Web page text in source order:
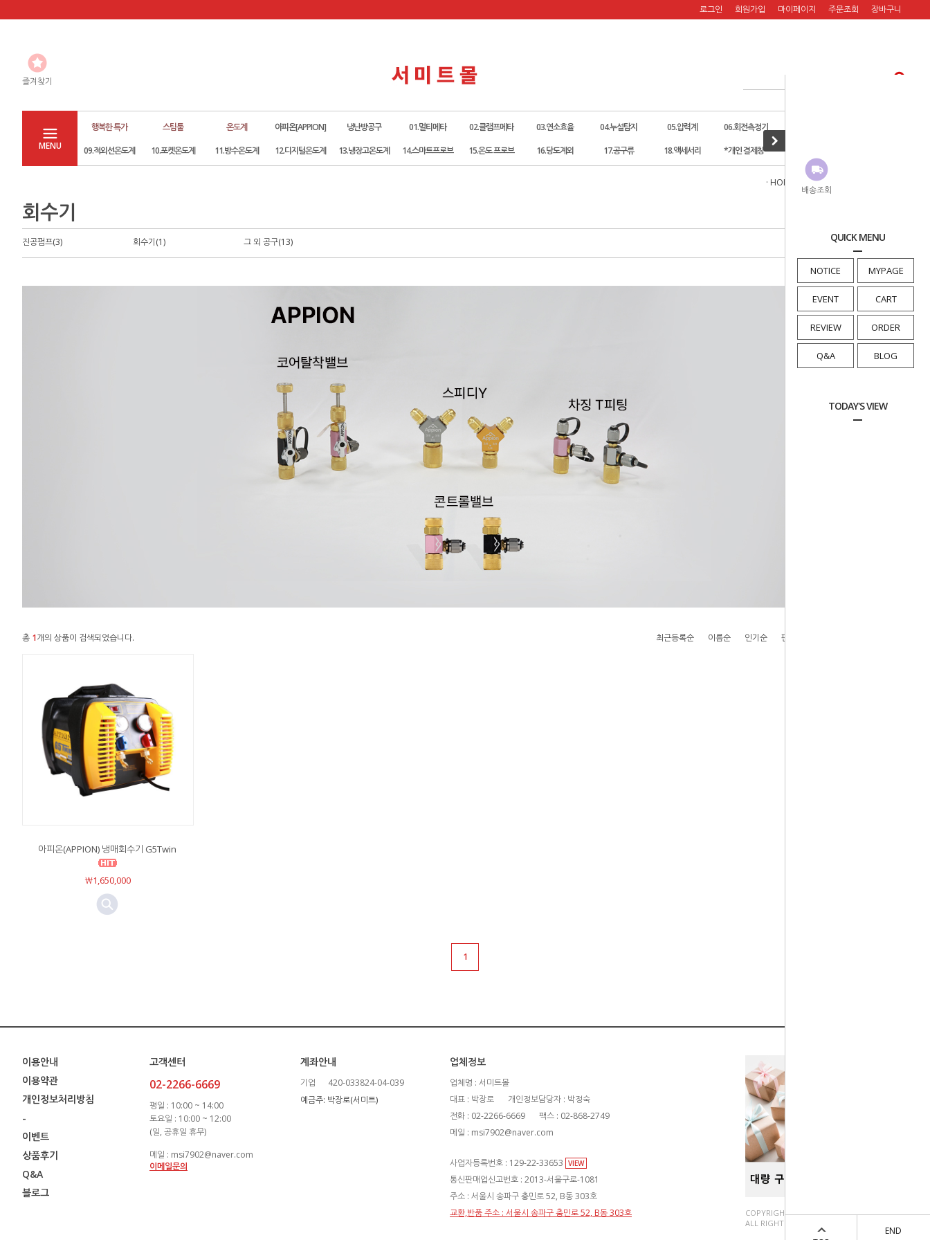
배송조회
QUICK MENU
NOTICE MYPAGE
EVENT CART
REVIEW ORDER
Q&A BLOG
TODAY'S VIEW
END
로그인 회원가입 마이페이지 주문조회 장바구니
즐겨찾기
MENU
행복한 특가 스팀툴 온도계 아피온[APPION] 냉난방공구 01.멀티메타 02.클램프메타 03.연소효율 04.누설탐지 05.압력계 06.회전측정기
09.적외선온도계
10.포켓온도계 11.방수온도계 12.디지털온도계 13.냉장고온도계 14.스마트프로브 15.온도 프로브 16.당도계외 17.공구류 18.액세서리 *개인 결제창*
· HOME 아피온[APPION]
회수기
진공펌프(3) 회수기(1) 그 외 공구(13)
총 1개의 상품이 검색되었습니다. 최근등록순 이름순 인기순 판매순
아피온(APPION) 냉매회수기 G5Twin
￦1,650,000
1
이용안내
이용약관
개인정보처리방침
-
이벤트
상품후기
Q&A
블로그
고객센터
02-2266-6669
평일 : 10:00 ~ 14:00
토요일 : 10:00 ~ 12:00
(일, 공휴일 휴무)
메일 : msi7902@naver.com
이메일문의
계좌안내
기업
420-033824-04-039
예금주: 박장로(서미트)
업체정보
업체명 : 서미트몰
대표 : 박장로
개인정보담당자 : 박정숙
전화 : 02-2266-6669
팩스 : 02-868-2749
메일 : msi7902@naver.com
사업자등록번호 : 129-22-33653 VIEW
통신판매업신고번호 : 2013-서울구로-1081
주소 : 서울시 송파구 충민로 52, B동 303호
교환,반품 주소 : 서울시 송파구 충민로 52, B동 303호
COPYRIGHT(C).
ALL RIGHT RESERVED.